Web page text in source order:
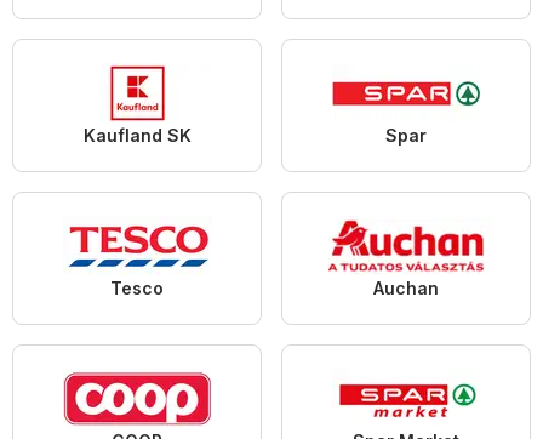
Kaufland SK Spar
Tesco Auchan